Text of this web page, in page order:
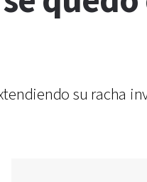
su racha